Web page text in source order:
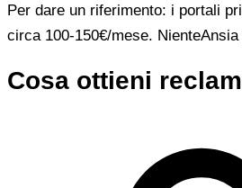
Per dare un riferimento: i portali
circa 100-150€/mese.
Cosa ottieni